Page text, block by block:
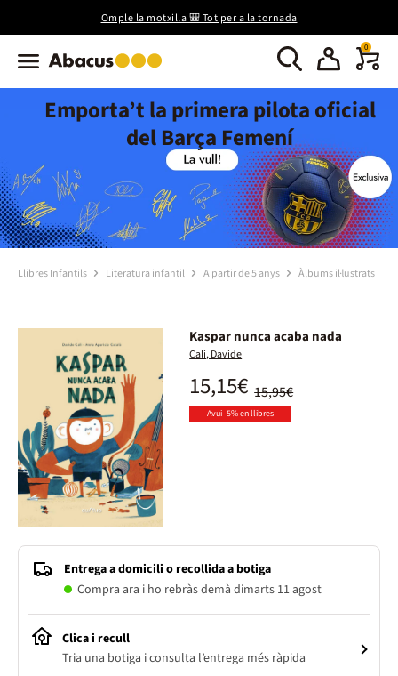
Omple la motxilla 🎒 Tot per a la tornada
0
Emporta’t la primera pilota oficial
del Barça Femení
Llibres Infantils Literatura infantil A partir de 5 anys Àlbums il·lustrats
Kaspar nunca acaba nada
Cali, Davide
15,95€
15,15€
Avui -5% en llibres
Entrega a domicili o recollida a botiga
Compra ara i ho rebràs demà dimarts 11 agost
Clica i recull
Tria una botiga i consulta l’entrega més ràpida